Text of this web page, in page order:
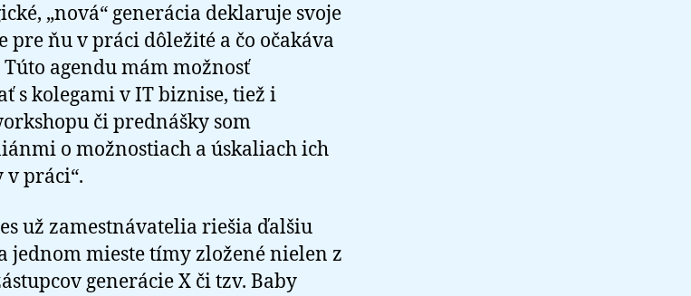
„nová“ generácia deklaruje svoje
pre ňu v práci dôležité a čo očakáva
agendu mám možnosť
s kolegami v IT biznise, tiež i
či prednášky som
o možnostiach a úskaliach ich
práci“.
už zamestnávatelia riešia ďalšiu
jednom mieste tímy zložené nielen z
generácie X či tzv. Baby